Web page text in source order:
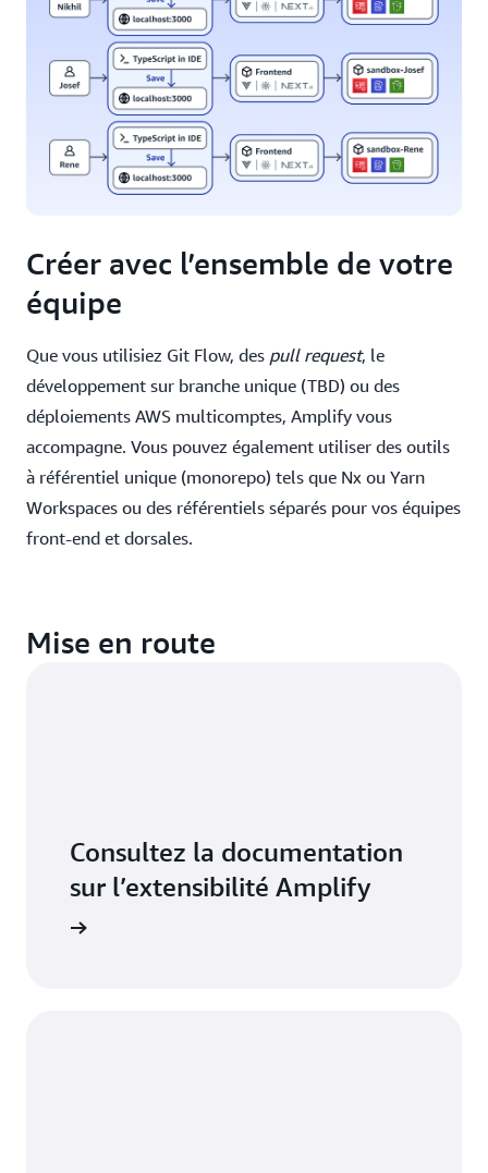
Créer avec l’ensemble de votre
équipe
Que vous utilisiez Git Flow, des pull request, le
développement sur branche unique (TBD) ou des
déploiements AWS multicomptes, Amplify vous
accompagne. Vous pouvez également utiliser des outils
à référentiel unique (monorepo) tels que Nx ou Yarn
Workspaces ou des référentiels séparés pour vos équipes
front‑end et dorsales.
Mise en route
Consultez la documentation
sur l’extensibilité Amplify